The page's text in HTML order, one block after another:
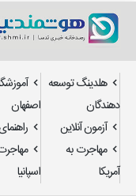
هلدینگ توسعه
دهندگان
اصفهان
آزمون آنلاین
مهاجرت به
آمریکا
اسپانیا